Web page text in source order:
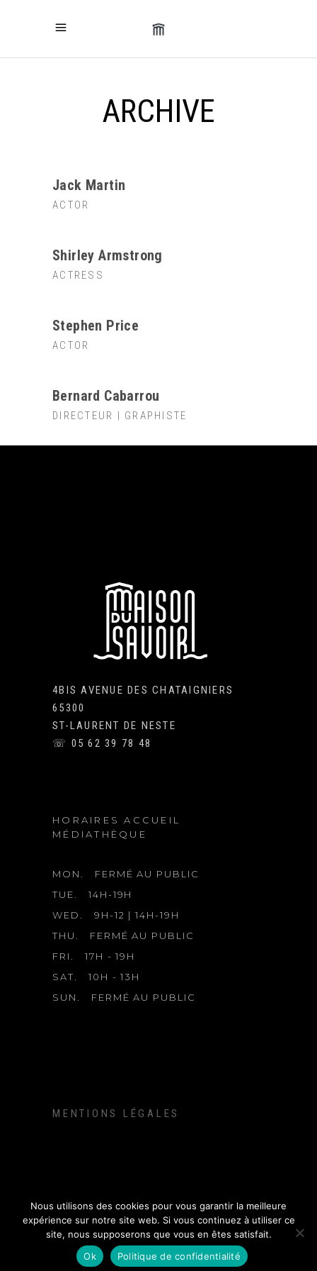
ARCHIVE
Jack Martin
ACTOR
Shirley Armstrong
ACTRESS
Stephen Price
ACTOR
Bernard Cabarrou
DIRECTEUR | GRAPHISTE
4BIS AVENUE DES CHATAIGNIERS
65300
ST-LAURENT DE NESTE
☏ 05 62 39 78 48
HORAIRES ACCUEIL
MÉDIATHÈQUE
MON.
FERMÉ AU PUBLIC
TUE.
14H-19H
WED.
9H-12 | 14H-19H
THU.
FERMÉ AU PUBLIC
FRI.
17H - 19H
SAT.
10H - 13H
SUN.
FERMÉ AU PUBLIC
MENTIONS LÉGALES
Nous utilisons des cookies pour vous garantir la meilleure
expérience sur notre site web. Si vous continuez à utiliser ce
site, nous supposerons que vous en êtes satisfait.
Ok
Politique de confidentialité